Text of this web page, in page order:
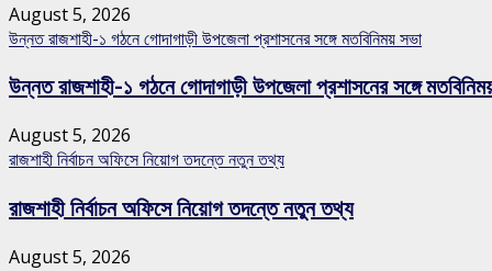
August 5, 2026
উন্নত রাজশাহী-১ গঠনে গোদাগাড়ী উপজেলা প্রশাসনের সঙ্গে মতবিনিময় সভা
উন্নত রাজশাহী-১ গঠনে গোদাগাড়ী উপজেলা প্রশাসনের সঙ্গে
August 5, 2026
রাজশাহী নির্বাচন অফিসে নিয়োগ তদন্তে নতুন তথ্য
রাজশাহী নির্বাচন অফিসে নিয়োগ তদন্তে নতুন তথ্য
August 5, 2026